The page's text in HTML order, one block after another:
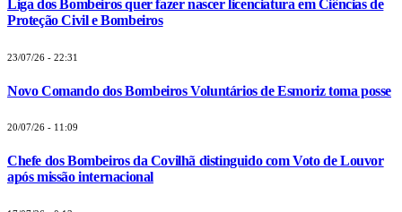
Liga dos Bombeiros quer fazer nascer licenciatura em Ciências de
Proteção Civil e Bombeiros
23/07/26 - 22:31
Novo Comando dos Bombeiros Voluntários de Esmoriz toma posse
20/07/26 - 11:09
Chefe dos Bombeiros da Covilhã distinguido com Voto de Louvor
após missão internacional